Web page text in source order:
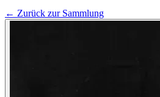
← Zurück zur Sammlung